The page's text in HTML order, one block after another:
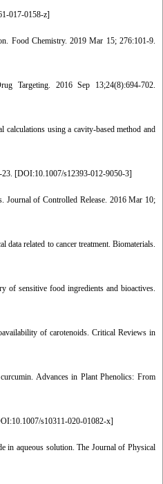
017-0158-z]
Food Chemistry. 2019 Mar 15; 276:101-9.
Targeting. 2016 Sep 13;24(8):694-702.
using a cavity-based method and
23. [DOI:10.1007/s12393-012-9050-3]
Journal of Controlled Release. 2016 Mar 10;
related to cancer treatment. Biomaterials.
of sensitive food ingredients and bioactives.
of carotenoids. Critical Reviews in
Advances in Plant Phenolics: From
s10311-020-01082-x]
aqueous solution. The Journal of Physical